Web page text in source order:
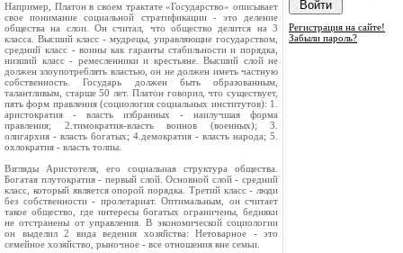
Например, Платон в своем трактате «Государство» описывает
свое понимание социальной стратификации - это деление
общества на слои. Он считал, что общество делится на 3
класса. Высший класс - мудрецы, управляющие государством,
средний класс - воины как гаранты стабильности и порядка,
низший класс - ремесленники и крестьяне. Высший слой не
должен злоупотреблять властью, он не должен иметь частную
собственность. Государь должен быть образованным,
талантливым, старше 50 лет. Платон говорил, что существует,
пять форм правления (социология социальных институтов): 1.
аристократия - власть избранных - наилучшая форма
правления; 2.тимократия-власть воинов (военных); 3.
олигархия - власть богатых; 4.демократия - власть народа; 5.
охлократия - власть толпы.
Взгляды Аристотеля, его социальная структура общества.
Богатая плутократия - первый слой. Основной слой - средний
класс, который является опорой порядка. Третий класс - люди
без собственности - пролетариат. Оптимальным, он считает
такое общество, где интересы богатых ограничены, бедняки
не отстранены от управления. В экономической социологии
он выделил 2 вида ведения хозяйства: Нетоварное - это
семейное хозяйство, рыночное - все отношения вне семьи.
Регистрация на сайте!
Забыли пароль?